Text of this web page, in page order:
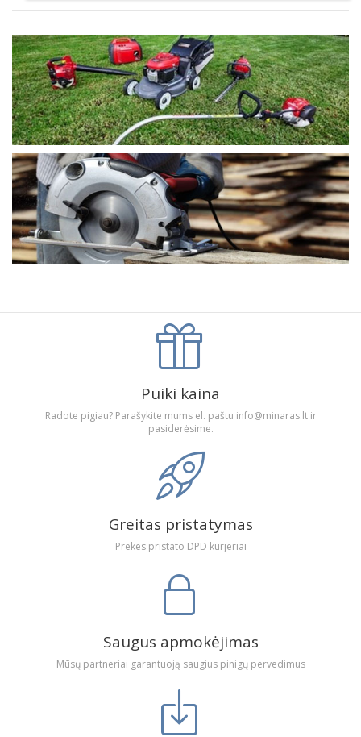
Puiki kaina
Radote pigiau? Parašykite mums el. paštu info@minaras.lt ir
pasiderėsime.
Greitas pristatymas
Prekes pristato DPD kurjeriai
Saugus apmokėjimas
Mūsų partneriai garantuoją saugius pinigų pervedimus